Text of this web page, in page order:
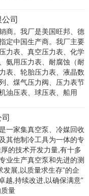
司
商。我厂是美国旺邦、德
定中国生产商。我厂主要
力表、真空压力表、化学
氨用压力表、耐腐蚀（耐
表、轮胎压力表、液晶数
、煤气压力阀、压力表节
油压表、球压表、船用
一家集真空泵、冷媒回收
其他制冷工具为一体的专
的技术开发力量,有十多
业生产真空泵和先进的测
展,以质量求生存”的企
越,持续改进,以确保满意”
量